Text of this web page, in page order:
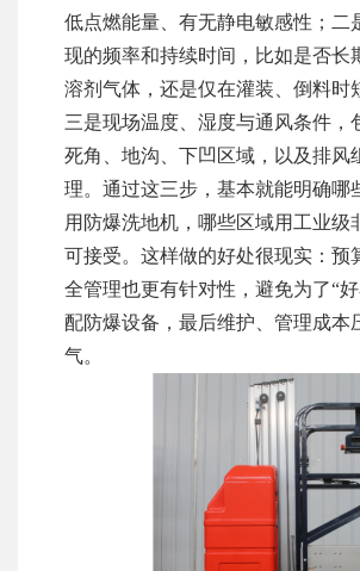
低点燃能量、有无静电敏感性；二
现的频率和持续时间，比如是否长
溶剂气体，还是仅在灌装、倒料时
三是现场温度、湿度与通风条件，
死角、地沟、下凹区域，以及排风
理。通过这三步，基本就能明确哪
用防爆洗地机，哪些区域用工业级
可接受。这样做的好处很现实：预
全管理也更有针对性，避免为了“
配防爆设备，最后维护、管理成本
气。